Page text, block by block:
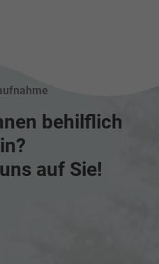
behilflich
uns auf Sie!